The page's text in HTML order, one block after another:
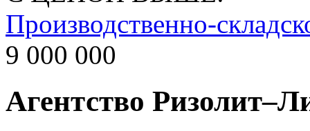
Производственно-
9 000 000
Агентство